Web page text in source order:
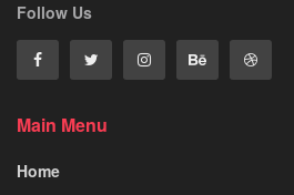
Follow Us
Main Menu
Home